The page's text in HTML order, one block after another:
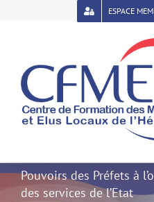
Open toolbar
ESPACE
Pouvoirs des Préfets à
des services de l’Etat